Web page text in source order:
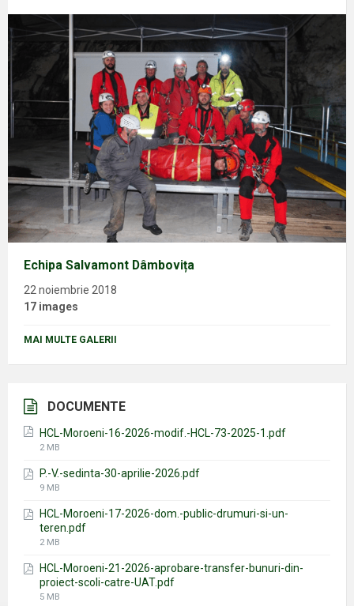
Echipa Salvamont Dâmbovița
22 noiembrie 2018
17 images
MAI MULTE GALERII
DOCUMENTE
HCL-Moroeni-16-2026-modif.-HCL-73-2025-1.pdf
File
2 MB
P.-V.-sedinta-30-aprilie-2026.pdf
File
9 MB
HCL-Moroeni-17-2026-dom.-public-drumuri-si-un-
teren.pdf
File
2 MB
HCL-Moroeni-21-2026-aprobare-transfer-bunuri-din-
proiect-scoli-catre-UAT.pdf
File
5 MB